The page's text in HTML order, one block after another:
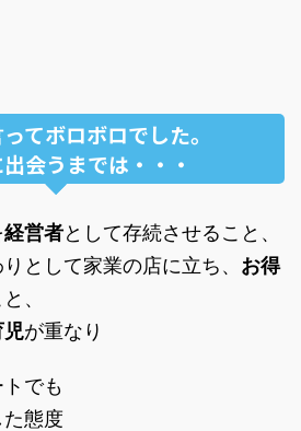
てボロボロでした。
会うまでは・・・
経営者として存続させること、
として家業の店に立ち、 お得
、
児が重なり
でも
た態度